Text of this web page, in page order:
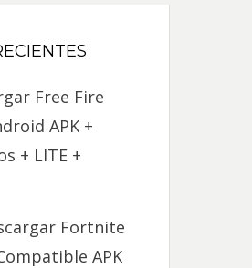
Free Fire
APK +
+ LITE +
Fortnite
APK